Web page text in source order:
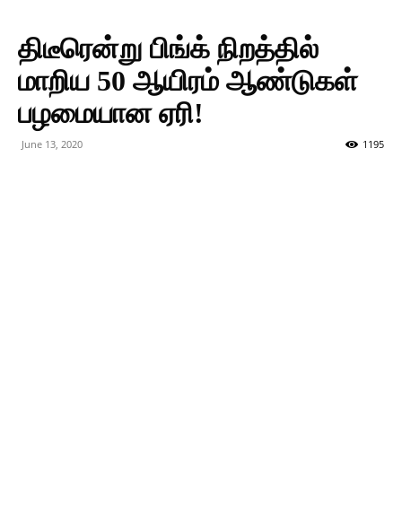
திடீரென்று பிங்க் நிறத்தில்
மாறிய 50 ஆயிரம் ஆண்டுகள்
பழமையான ஏரி!
June 13, 2020 1195